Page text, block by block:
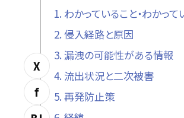
X
f
1. わかっていること・わかっ
2. 侵入経路と原因
3. 漏洩の可能性がある情報
4. 流出状況と二次被害
5. 再発防止策